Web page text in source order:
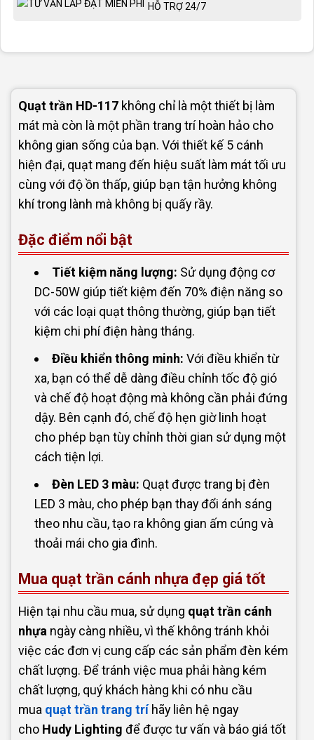
HỖ TRỢ 24/7
Quạt trần HD-117 không chỉ là một thiết bị làm
mát mà còn là một phần trang trí hoàn hảo cho
không gian sống của bạn. Với thiết kế 5 cánh
hiện đại, quạt mang đến hiệu suất làm mát tối ưu
cùng với độ ồn thấp, giúp bạn tận hưởng không
khí trong lành mà không bị quấy rầy.
Đặc điểm nổi bật
Tiết kiệm năng lượng: Sử dụng động cơ
DC-50W giúp tiết kiệm đến 70% điện năng so
với các loại quạt thông thường, giúp bạn tiết
kiệm chi phí điện hàng tháng.
Điều khiển thông minh: Với điều khiển từ
xa, bạn có thể dễ dàng điều chỉnh tốc độ gió
và chế độ hoạt động mà không cần phải đứng
dậy. Bên cạnh đó, chế độ hẹn giờ linh hoạt
cho phép bạn tùy chỉnh thời gian sử dụng một
cách tiện lợi.
Đèn LED 3 màu: Quạt được trang bị đèn
LED 3 màu, cho phép bạn thay đổi ánh sáng
theo nhu cầu, tạo ra không gian ấm cúng và
thoải mái cho gia đình.
Mua quạt trần cánh nhựa đẹp giá tốt
Hiện tại nhu cầu mua, sử dụng quạt trần cánh
nhựa ngày càng nhiều, vì thế không tránh khỏi
việc các đơn vị cung cấp các sản phẩm đèn kém
chất lượng. Để tránh việc mua phải hàng kém
chất lượng, quý khách hàng khi có nhu cầu
mua quạt trần trang tríhãy liên hệ ngay
cho Hudy Lighting để được tư vấn và báo giá tốt